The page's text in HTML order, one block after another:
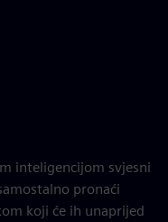
inteligencijom svjesni
pronaći
koji će ih unaprijed